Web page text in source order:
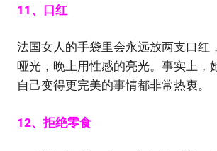
11、口红
法国女人的手袋里会永远放两支口红
哑光，晚上用性感的亮光。事实上，
自己变得更完美的事情都非常热衷。
12、拒绝零食